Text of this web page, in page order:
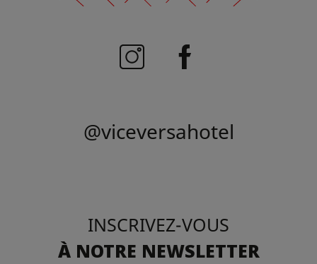
@viceversahotel
INSCRIVEZ-VOUS
À NOTRE NEWSLETTER